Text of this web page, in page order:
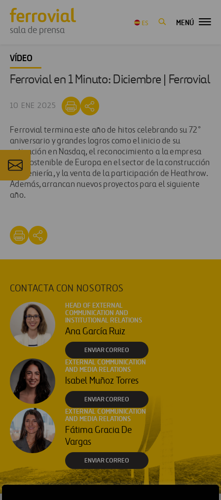
sala de prensa
ES MENÚ
VÍDEO
Ferrovial en 1 Minuto: Diciembre | Ferrovial
10 ENE 2025
Ferrovial termina este año de hitos celebrando su 72°
aniversario y grandes logros como el inicio de su
cotización en Nasdaq, el reconocimiento a la empresa
más sostenible de Europa en el sector de la construcción
e ingeniería, y la venta de la participación de Heathrow.
Además, arrancan nuevos proyectos para el siguiente
año.
CONTACTA CON NOSOTROS
HEAD OF EXTERNAL
COMMUNICATION AND
INSTITUTIONAL RELATIONS
Ana García Ruiz
ENVIAR CORREO
EXTERNAL COMMUNICATION
AND MEDIA RELATIONS
Isabel Muñoz Torres
ENVIAR CORREO
EXTERNAL COMMUNICATION
AND MEDIA RELATIONS
Fátima Gracia De
Vargas
ENVIAR CORREO